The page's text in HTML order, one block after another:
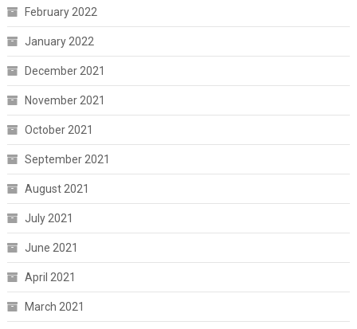
February 2022
January 2022
December 2021
November 2021
October 2021
September 2021
August 2021
July 2021
June 2021
April 2021
March 2021